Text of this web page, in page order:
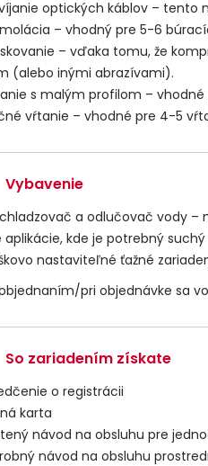
optických káblov – tento
– vhodný pre 5-6
– vďaka tomu, že
(alebo inými abrazívami).
s malým profilom –
vŕtanie – vhodné pre 4-5
Vybavenie
a odlučovač vody –
aplikácie, kde je potrebný
nastaviteľné ťažné
pri objednávke sa
So zariadením získate
o registrácii
karta
návod na obsluhu pre
návod na obsluhu